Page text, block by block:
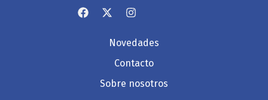
Novedades
Contacto
Sobre nosotros